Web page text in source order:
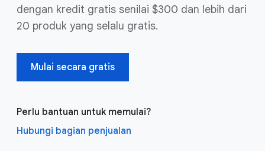
dengan kredit gratis senilai $300 dan lebih dari
20 produk yang selalu gratis.
Mulai secara gratis
Perlu bantuan untuk memulai?
Hubungi bagian penjualan